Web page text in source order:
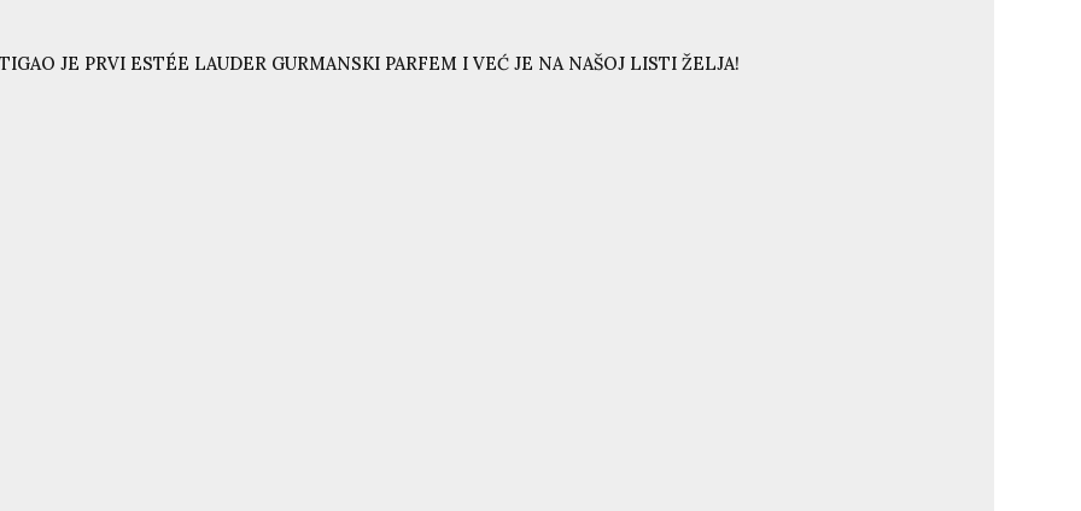
JE PRVI ESTÉE LAUDER GURMANSKI PARFEM I VEĆ JE NA NAŠOJ LISTI ŽELJA!